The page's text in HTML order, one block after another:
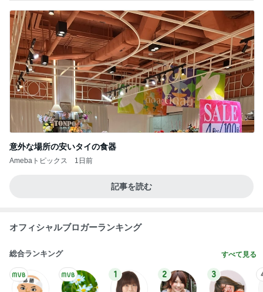
意外な場所の安いタイの食器
Amebaトピックス 1日前
記事を読む
オフィシャルブロガーランキング
総合ランキング すべて見る
1 2 3